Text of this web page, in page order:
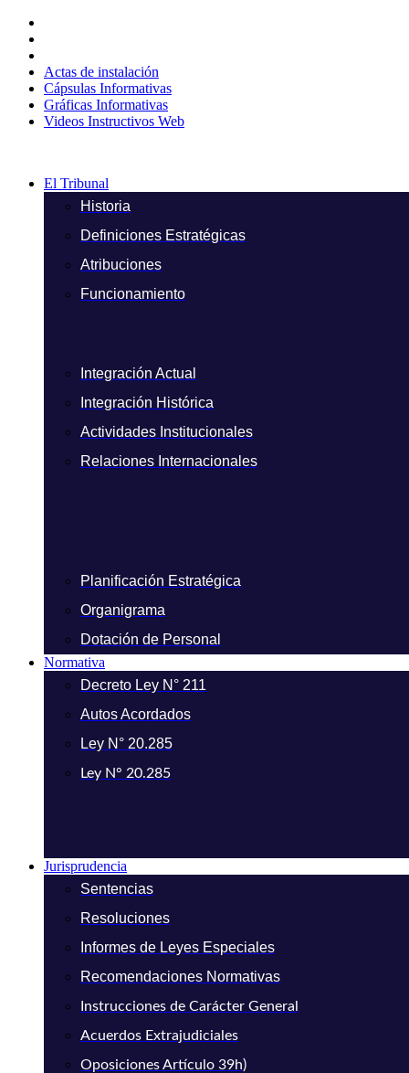
contenido
Actas de instalación
Cápsulas Informativas
Gráficas Informativas
Videos Instructivos Web
El Tribunal
Historia
Definiciones Estratégicas
Atribuciones
Funcionamiento
Integración Actual
Integración Histórica
Actividades Institucionales
Relaciones Internacionales
Planificación Estratégica
Organigrama
Dotación de Personal
Normativa
Decreto Ley N° 211
Autos Acordados
Ley N° 20.285
Ley N° 20.285
Jurisprudencia
Sentencias
Resoluciones
Informes de Leyes Especiales
Recomendaciones Normativas
Instrucciones de Carácter General
Acuerdos Extrajudiciales
Oposiciones Artículo 39h)